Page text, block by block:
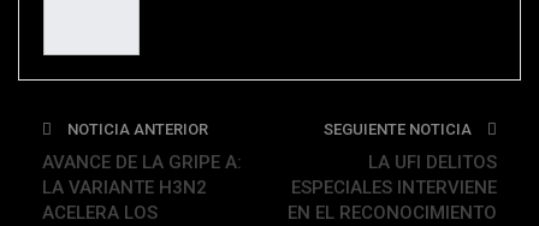
NOTICIA ANTERIOR
AVANCE DE LA GRIPE A:
LA VARIANTE H3N2
ACELERA LOS
SEGUIENTE NOTICIA
LA UFI DELITOS
ESPECIALES INTERVIENE
EN EL RECONOCIMIENTO